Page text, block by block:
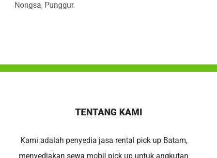
Nongsa, Punggur.
TENTANG KAMI
Kami adalah penyedia jasa rental pick up Batam,
menyediakan sewa mobil pick up untuk angkutan